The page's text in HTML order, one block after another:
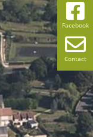
Facebook
Contact